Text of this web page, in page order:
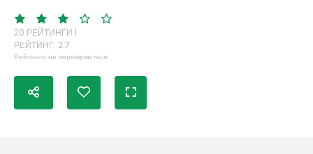
20 РЕЙТИНГИ |
РЕЙТИНГ: 2.7
Рейтинги не перевіряються